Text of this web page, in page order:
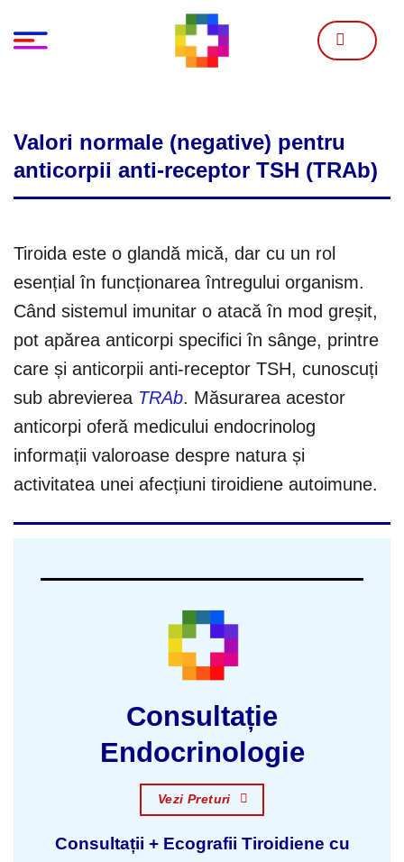
content
Valori normale (negative) pentru
anticorpii anti-receptor TSH (TRAb)
Tiroida este o glandă mică, dar cu un rol
esențial în funcționarea întregului organism.
Când sistemul imunitar o atacă în mod greșit,
pot apărea anticorpi specifici în sânge, printre
care și anticorpii anti-receptor TSH, cunoscuți
sub abrevierea TRAb. Măsurarea acestor
anticorpi oferă medicului endocrinolog
informații valoroase despre natura și
activitatea unei afecțiuni tiroidiene autoimune.
Consultație
Endocrinologie
Vezi Preturi
Consultații + Ecografii Tiroidiene cu